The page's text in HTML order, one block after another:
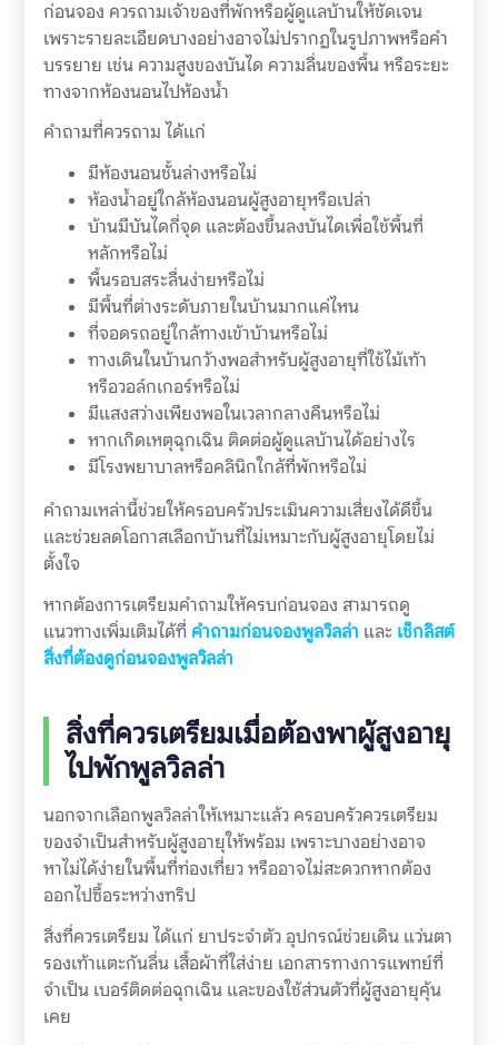
ก่อนจอง ควรถามเจ้าของที่พักหรือผู้ดูแลบ้านให้ชัดเจน
เพราะรายละเอียดบางอย่างอาจไม่ปรากฏในรูปภาพหรือคำ
บรรยาย เช่น ความสูงของบันได ความลื่นของพื้น หรือระยะ
ทางจากห้องนอนไปห้องน้ำ
คำถามที่ควรถาม ได้แก่
มีห้องนอนชั้นล่างหรือไม่
ห้องน้ำอยู่ใกล้ห้องนอนผู้สูงอายุหรือเปล่า
บ้านมีบันไดกี่จุด และต้องขึ้นลงบันไดเพื่อใช้พื้นที่
หลักหรือไม่
พื้นรอบสระลื่นง่ายหรือไม่
มีพื้นที่ต่างระดับภายในบ้านมากแค่ไหน
ที่จอดรถอยู่ใกล้ทางเข้าบ้านหรือไม่
ทางเดินในบ้านกว้างพอสำหรับผู้สูงอายุที่ใช้ไม้เท้า
หรือวอล์กเกอร์หรือไม่
มีแสงสว่างเพียงพอในเวลากลางคืนหรือไม่
หากเกิดเหตุฉุกเฉิน ติดต่อผู้ดูแลบ้านได้อย่างไร
มีโรงพยาบาลหรือคลินิกใกล้ที่พักหรือไม่
คำถามเหล่านี้ช่วยให้ครอบครัวประเมินความเสี่ยงได้ดีขึ้น
และช่วยลดโอกาสเลือกบ้านที่ไม่เหมาะกับผู้สูงอายุโดยไม่
ตั้งใจ
หากต้องการเตรียมคำถามให้ครบก่อนจอง สามารถดู
แนวทางเพิ่มเติมได้ที่ คำถามก่อนจองพูลวิลล่า และ เช็กลิสต์
สิ่งที่ต้องดูก่อนจองพูลวิลล่า
สิ่งที่ควรเตรียมเมื่อต้องพาผู้สูงอายุ
ไปพักพูลวิลล่า
นอกจากเลือกพูลวิลล่าให้เหมาะแล้ว ครอบครัวควรเตรียม
ของจำเป็นสำหรับผู้สูงอายุให้พร้อม เพราะบางอย่างอาจ
หาไม่ได้ง่ายในพื้นที่ท่องเที่ยว หรืออาจไม่สะดวกหากต้อง
ออกไปซื้อระหว่างทริป
สิ่งที่ควรเตรียม ได้แก่ ยาประจำตัว อุปกรณ์ช่วยเดิน แว่นตา
รองเท้าแตะกันลื่น เสื้อผ้าที่ใส่ง่าย เอกสารทางการแพทย์ที่
จำเป็น เบอร์ติดต่อฉุกเฉิน และของใช้ส่วนตัวที่ผู้สูงอายุคุ้น
เคย